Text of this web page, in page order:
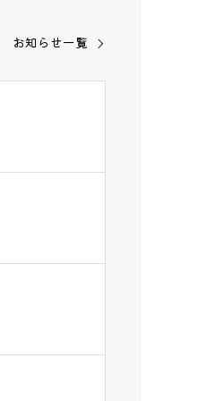
お知らせ一覧